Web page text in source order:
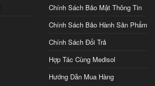
Chính Sách Bảo Mật Thông Tin
Chính Sách Bảo Hành Sản Phẩm
Chính Sách Đổi Trả
Hợp Tác Cùng Medisol
Hướng Dẫn Mua Hàng